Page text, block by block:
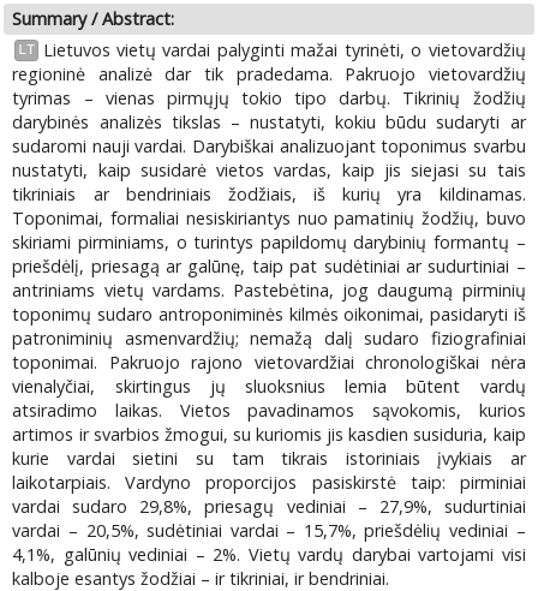
Summary / Abstract:
LT
Lietuvos vietų vardai palyginti mažai tyrinėti, o vietovardžių
regioninė analizė dar tik pradedama. Pakruojo vietovardžių
tyrimas – vienas pirmųjų tokio tipo darbų. Tikrinių žodžių
darybinės analizės tikslas – nustatyti, kokiu būdu sudaryti ar
sudaromi nauji vardai. Darybiškai analizuojant toponimus svarbu
nustatyti, kaip susidarė vietos vardas, kaip jis siejasi su tais
tikriniais ar bendriniais žodžiais, iš kurių yra kildinamas.
Toponimai, formaliai nesiskiriantys nuo pamatinių žodžių, buvo
skiriami pirminiams, o turintys papildomų darybinių formantų –
priešdėlį, priesagą ar galūnę, taip pat sudėtiniai ar sudurtiniai –
antriniams vietų vardams. Pastebėtina, jog daugumą pirminių
toponimų sudaro antroponiminės kilmės oikonimai, pasidaryti iš
patroniminių asmenvardžių; nemažą dalį sudaro fiziografiniai
toponimai. Pakruojo rajono vietovardžiai chronologiškai nėra
vienalyčiai, skirtingus jų sluoksnius lemia būtent vardų
atsiradimo laikas. Vietos pavadinamos sąvokomis, kurios
artimos ir svarbios žmogui, su kuriomis jis kasdien susiduria, kaip
kurie vardai sietini su tam tikrais istoriniais įvykiais ar
laikotarpiais. Vardyno proporcijos pasiskirstė taip: pirminiai
vardai sudaro 29,8%, priesagų vediniai – 27,9%, sudurtiniai
vardai – 20,5%, sudėtiniai vardai – 15,7%, priešdėlių vediniai –
4,1%, galūnių vediniai – 2%. Vietų vardų darybai vartojami visi
kalboje esantys žodžiai – ir tikriniai, ir bendriniai.